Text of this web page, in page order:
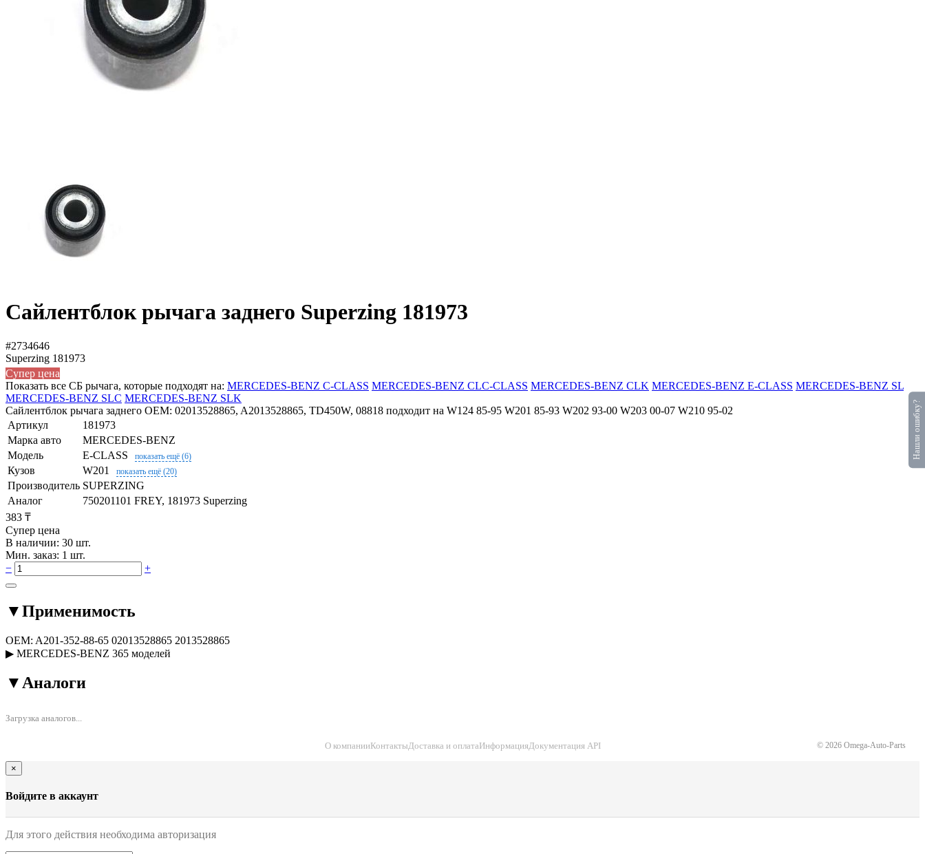
Сайлентблок рычага заднего Superzing 181973
#2734646
Superzing 181973
Супер цена
Показать все СБ рычага, которые подходят на: MERCEDES-BENZ C-CLASS MERCEDES-BENZ CLC-CLASS MERCEDES-BENZ CLK MERCEDES-BENZ E-CLASS MERCEDES-BENZ SL
MERCEDES-BENZ SLC MERCEDES-BENZ SLK
Сайлентблок рычага заднего OEM: 02013528865, A2013528865, TD450W, 08818 подходит на W124 85-95 W201 85-93 W202 93-00 W203 00-07 W210 95-02
Артикул
181973
Марка авто
MERCEDES-BENZ
Модель
E-CLASS показать ещё (6)
Кузов W201 показать ещё (20)
Производитель SUPERZING
Аналог
750201101 FREY, 181973 Superzing
383 ₸
Супер цена
В наличии: 30 шт.
Мин. заказ: 1 шт.
−
+
▼Применимость
OEM: A201-352-88-65 02013528865 2013528865
▶ MERCEDES-BENZ 365 моделей
▼ Аналоги
Загрузка аналогов...
О компанииКонтактыДоставка и оплатаИнформацияДокументация API © 2026 Omega-Auto-Parts
×
Войдите в аккаунт
Для этого действия необходима авторизация
Нашли ошибку?